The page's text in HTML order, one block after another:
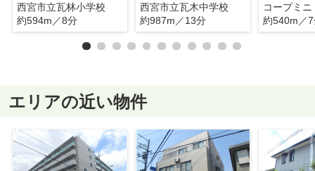
西宮市立瓦林小学校
約594m／8分
西宮市立瓦木中学校
約987m／13分
コープミ
約540m／
エリアの近い物件